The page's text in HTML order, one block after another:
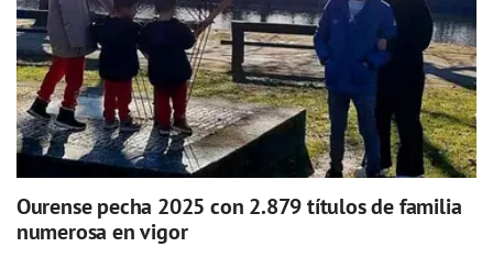
Ourense pecha 2025 con 2.879 títulos de familia
numerosa en vigor